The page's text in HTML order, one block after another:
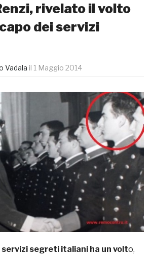
rivelato il volto
dei servizi
Vadala il 1 Maggio 2014
servizi segreti italiani ha un volto,